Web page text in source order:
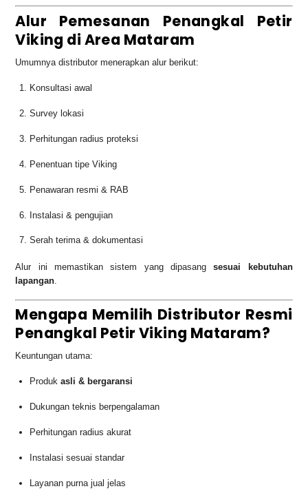
Alur Pemesanan Penangkal Petir
Viking di Area Mataram
Umumnya distributor menerapkan alur berikut:
Konsultasi awal
Survey lokasi
Perhitungan radius proteksi
Penentuan tipe Viking
Penawaran resmi & RAB
Instalasi & pengujian
Serah terima & dokumentasi
Alur ini memastikan sistem yang dipasangsesuai kebutuhan
lapangan
Mengapa Memilih Distributor Resmi
Penangkal Petir Viking Mataram?
Keuntungan utama:
Produkasli & bergaransi
Dukungan teknis berpengalaman
Perhitungan radius akurat
Instalasi sesuai standar
Layanan purna jual jelas